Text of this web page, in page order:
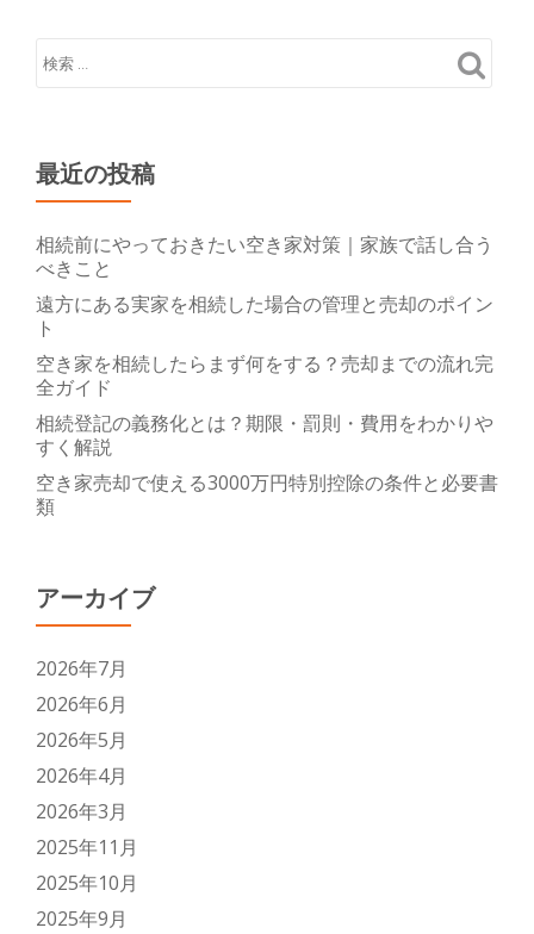
辺
る
報！
最近の投稿
相続前にやっておきたい空き家対策｜家族で話し合う
べきこと
遠方にある実家を相続した場合の管理と売却のポイン
ト
空き家を相続したらまず何をする？売却までの流れ完
全ガイド
相続登記の義務化とは？期限・罰則・費用をわかりや
すく解説
空き家売却で使える3000万円特別控除の条件と必要書
類
アーカイブ
2026年7月
2026年6月
2026年5月
2026年4月
2026年3月
2025年11月
2025年10月
2025年9月